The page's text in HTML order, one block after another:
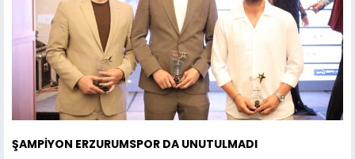
ŞAMPİYON ERZURUMSPOR DA UNUTULMADI